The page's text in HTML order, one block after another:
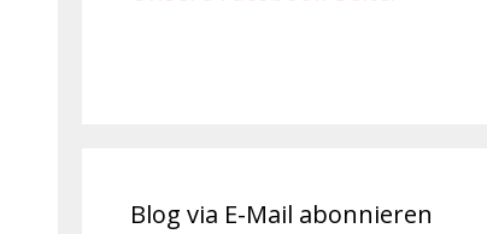
Blog via E-Mail abonnieren